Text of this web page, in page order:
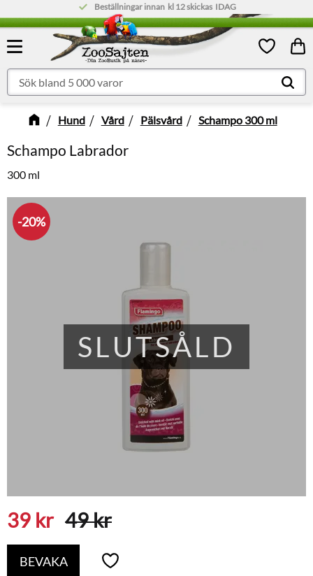
Meny
Beställningar innan kl 12skickas IDAG
Låg fraktkostnad:79 kr
Favoriter
Hund Vård Pälsvård Schampo 300 ml
Schampo Labrador
300 ml
SLUTSÅLD
20%
Nedsatt pris:
39 kr Ordinarie pris:
49kr
Lägg till i favoriter
BEVAKA